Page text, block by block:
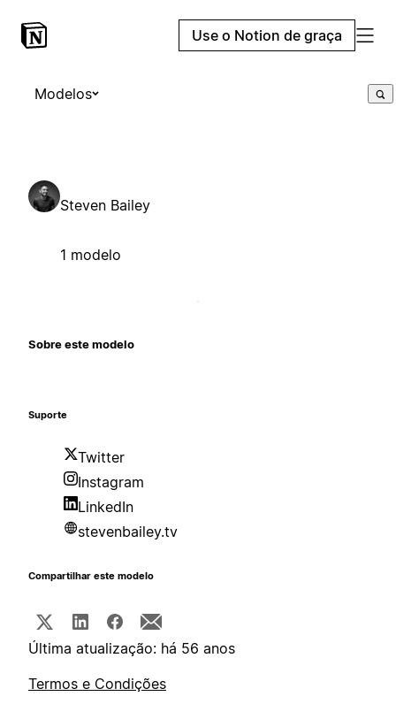
Use o Notion de graça
Modelos
Steven Bailey
1 modelo
Sobre este modelo
Suporte
Twitter
Instagram
LinkedIn
stevenbailey.tv
Compartilhar este modelo
Última atualização: há 56 anos
Termos e Condições